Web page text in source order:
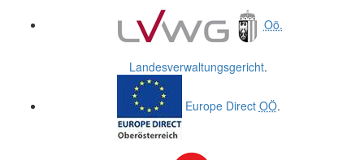
Oö.
Landesverwaltungsgericht.
Europe Direct OÖ.